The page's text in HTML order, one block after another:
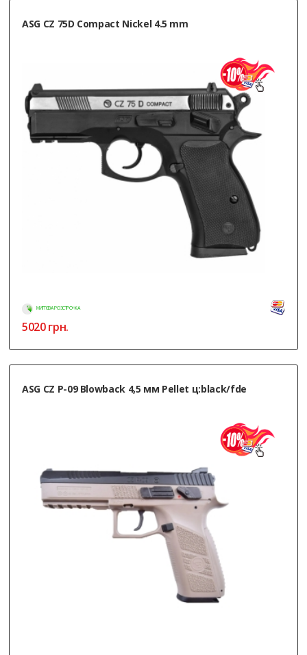
ASG CZ 75D Compact Nickel 4.5 mm
МИТТЄВА РОЗСТРОЧКА
5020грн.
ASG CZ P-09 Blowback 4,5 мм Pellet ц:black/fde